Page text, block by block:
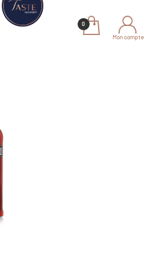
Mon compte